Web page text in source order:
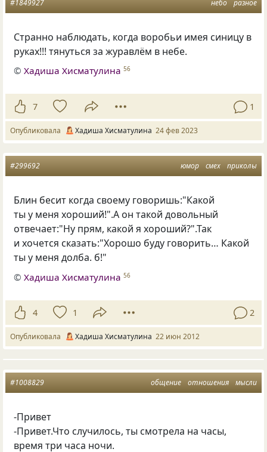
небо разное
#1849927
Странно наблюдать, когда воробьи имея синицу в
руках!!! тянуться за журавлём в небе.
©Хадиша Хисматулина 56
7 1
Опубликовала Хадиша Хисматулина 24 фев 2023
юмор смех приколы
#299692
Блин бесит когда своему говоришь:"Какой
ты у меня хороший!".А он такой довольный
отвечает:"Ну прям, какой я хороший?".Так
и хочется сказать:"Хорошо буду говорить… Какой
ты у меня долба. б!"
©Хадиша Хисматулина 56
4 1 2
Опубликовала Хадиша Хисматулина 22 июн 2012
общение отношения мысли
#1008829
-Привет
-Привет.Что случилось, ты смотрела на часы,
время три часа ночи.